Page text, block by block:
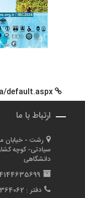
ارتباط با ما
رشت - خيابان
سیادتی- کوچه
دانشگاهی
4144635699
دفتر :